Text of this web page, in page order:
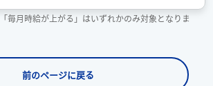
毎月時給が上がる」はいずれかのみ対象となりま
前のページに戻る